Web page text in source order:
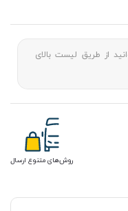
از طریق لیست بالای
روش‌های متنوع ارسال